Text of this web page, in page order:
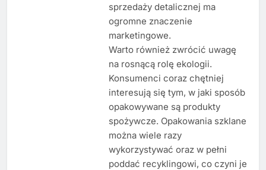
sprzedaży detalicznej ma
ogromne znaczenie
marketingowe.
Warto również zwrócić uwagę
na rosnącą rolę ekologii.
Konsumenci coraz chętniej
interesują się tym, w jaki sposób
opakowywane są produkty
spożywcze. Opakowania szklane
można wiele razy
wykorzystywać oraz w pełni
poddać recyklingowi, co czyni je